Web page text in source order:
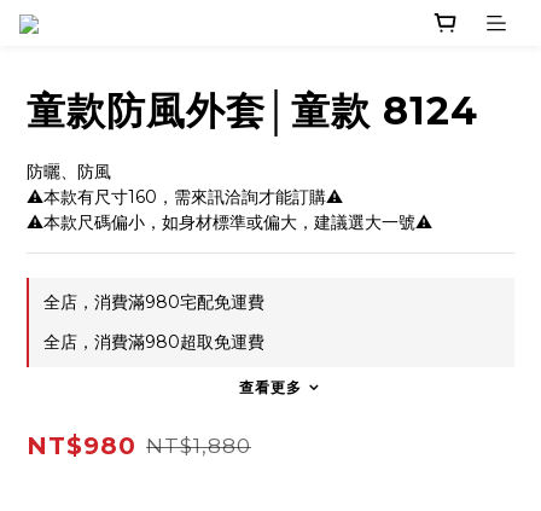
童款防風外套│童款 8124
防曬、防風
⚠本款有尺寸160，需來訊洽詢才能訂購⚠
⚠本款尺碼偏小，如身材標準或偏大，建議選大一號⚠
全店，消費滿980宅配免運費
全店，消費滿980超取免運費
查看更多
NT$980 NT$1,880